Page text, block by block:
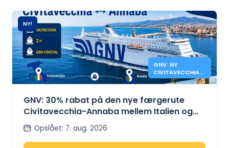
NY!
GNV: NY
CIVITAVECCHIA
ANNABA
GNV: 30% rabat på den nye færgerute
Civitavecchia-Annaba mellem Italien og
Algeriet
Opslået: 7. aug. 2026